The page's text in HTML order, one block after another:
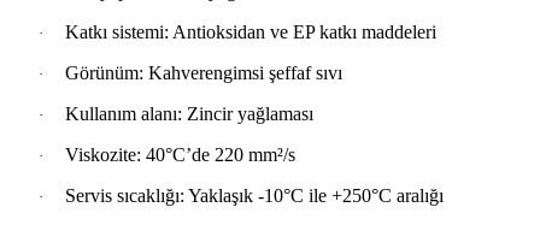
· Katkı sistemi: Antioksidan ve EP katkı maddeleri
· Görünüm: Kahverengimsi şeffaf sıvı
· Kullanım alanı: Zincir yağlaması
· Viskozite: 40°C’de 220 mm²/s
· Servis sıcaklığı: Yaklaşık -10°C ile +250°C aralığı